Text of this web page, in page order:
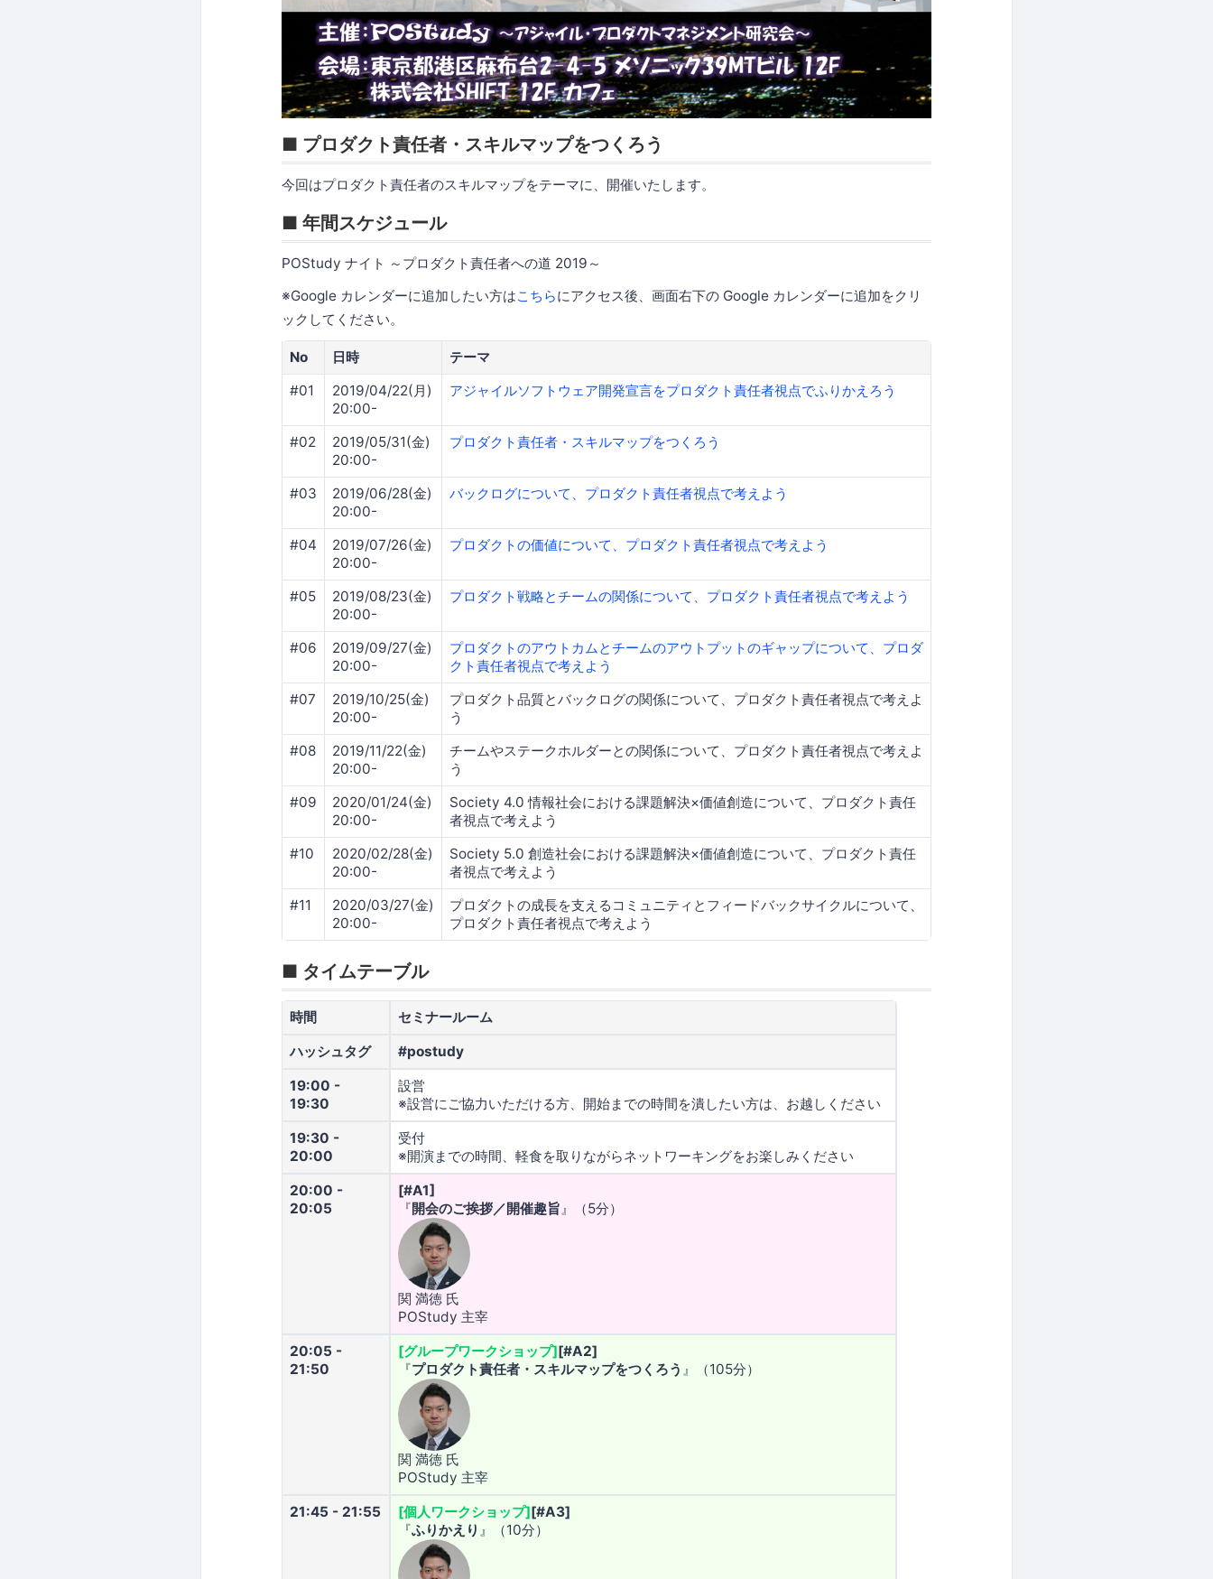
■ プロダクト責任者・スキルマップをつくろう
今回はプロダクト責任者のスキルマップをテーマに、開催いたします。
■ 年間スケジュール
POStudy ナイト ～プロダクト責任者への道 2019～
※Google カレンダーに追加したい方はこちらにアクセス後、画面右下の Google カレンダーに追加をクリ
ックしてください。
No 日時
テーマ
#01
2019/04/22(月)
20:00-
アジャイルソフトウェア開発宣言をプロダクト責任者視点でふりかえろう
#02
2019/05/31(金)
20:00-
プロダクト責任者・スキルマップをつくろう
#03
2019/06/28(金)
20:00-
バックログについて、プロダクト責任者視点で考えよう
#04
2019/07/26(金)
20:00-
プロダクトの価値について、プロダクト責任者視点で考えよう
#05
2019/08/23(金)
20:00-
プロダクト戦略とチームの関係について、プロダクト責任者視点で考えよう
#06
2019/09/27(金)
20:00-
プロダクトのアウトカムとチームのアウトプットのギャップについて、プロダ
クト責任者視点で考えよう
#07
2019/10/25(金)
20:00-
プロダクト品質とバックログの関係について、プロダクト責任者視点で考えよ
う
#08
2019/11/22(金)
20:00-
チームやステークホルダーとの関係について、プロダクト責任者視点で考えよ
う
#09
2020/01/24(金)
20:00-
Society 4.0 情報社会における課題解決×価値創造について、プロダクト責任
者視点で考えよう
#10
2020/02/28(金)
20:00-
Society 5.0 創造社会における課題解決×価値創造について、プロダクト責任
者視点で考えよう
#11
2020/03/27(金)
20:00-
プロダクトの成長を支えるコミュニティとフィードバックサイクルについて、
プロダクト責任者視点で考えよう
■ タイムテーブル
時間
セミナールーム
ハッシュタグ
#postudy
19:00 -
19:30
設営
※設営にご協力いただける方、開始までの時間を潰したい方は、お越しください
19:30 -
20:00
受付
※開演までの時間、軽食を取りながらネットワーキングをお楽しみください
20:00 -
20:05
[#A1]
『開会のご挨拶／開催趣旨 』（5分）
関 満徳 氏
POStudy 主宰
20:05 -
21:50
[グループワークショップ][#A2]
『プロダクト責任者・スキルマップをつくろう 』（105分）
関 満徳 氏
POStudy 主宰
21:45 - 21:55
[個人ワークショップ][#A3]
『ふりかえり 』（10分）